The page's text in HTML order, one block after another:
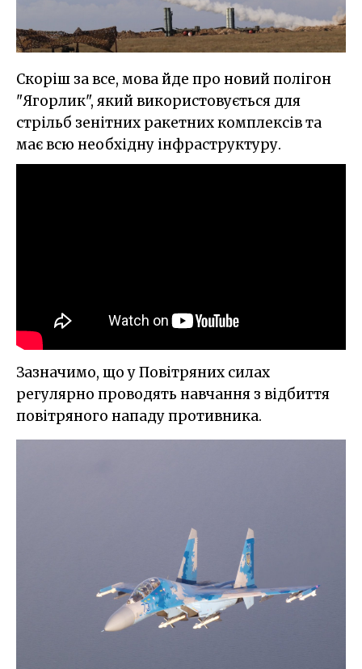
Скоріш за все, мова йде про новий полігон
"Ягорлик", який використовується для
стрільб зенітних ракетних комплексів та
має всю необхідну інфраструктуру.
Зазначимо, що у Повітряних силах
регулярно проводять навчання з відбиття
повітряного нападу противника.